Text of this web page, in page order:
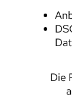
Die